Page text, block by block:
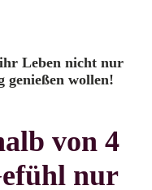
Leben nicht nur
genießen wollen!
von 4
nur